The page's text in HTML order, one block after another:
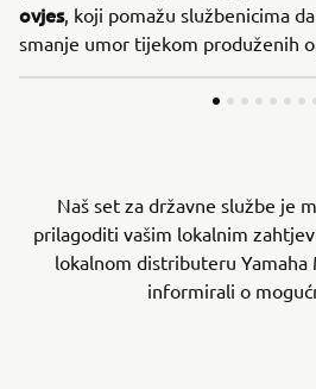
ovjes, koji pomažu službenicima
smanje umor tijekom produženih
Naš set za državne službe je
prilagoditi vašim lokalnim
lokalnom distributeru Yamaha
informirali o